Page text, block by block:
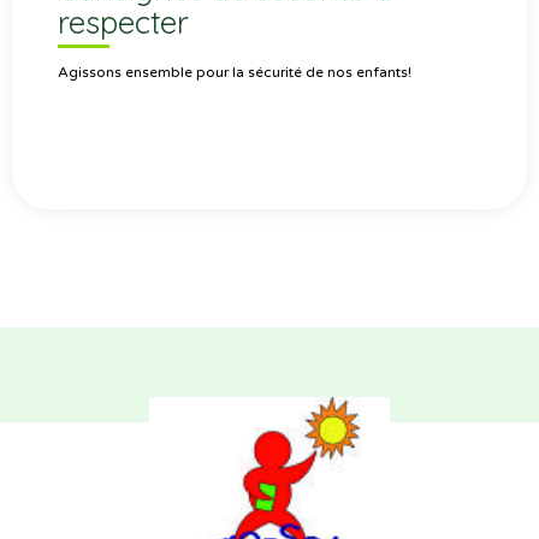
respecter
Agissons ensemble pour la sécurité de nos enfants!